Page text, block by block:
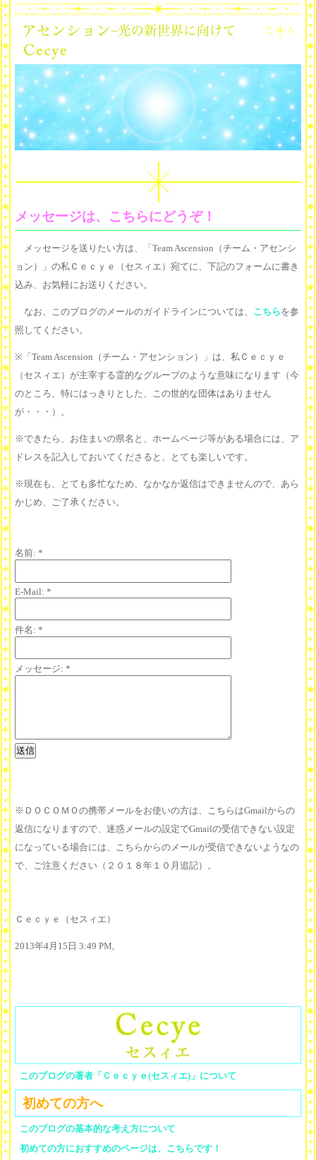
メッセージは、こちらにどうぞ！
メッセージを送りたい方は、「Team Ascension（チーム・アセンシ
ョン）」の私Ｃｅｃｙｅ（セスィエ）宛てに、下記のフォームに書き
込み、お気軽にお送りください。
なお、このブログのメールのガイドラインについては、 こちらを参
照してください。
※「Team Ascension（チーム・アセンション）」は、私Ｃｅｃｙｅ
（セスィエ）が主宰する霊的なグループのような意味になります（今
のところ、特にはっきりとした、この世的な団体はありません
が・・・）。
※できたら、お住まいの県名と、ホームページ等がある場合には、ア
ドレスを記入しておいてくださると、とても楽しいです。
※現在も、とても多忙なため、なかなか返信はできませんので、あら
かじめ、ご了承ください。
名前: *
E-Mail: *
件名: *
メッセージ: *
※ＤＯＣＯＭＯの携帯メールをお使いの方は、こちらはGmailからの
返信になりますので、迷惑メールの設定でGmailの受信できない設定
になっている場合には、こちらからのメールが受信できないようなの
で、ご注意ください（２０１８年１０月追記）。
Ｃｅｃｙｅ（セスィエ）
2013年4月15日 3:49 PM,
このブログの著者「Ｃｅｃｙｅ(セスィエ)」について
初めての方へ
このブログの基本的な考え方について
初めての方におすすめのページは、こちらです！